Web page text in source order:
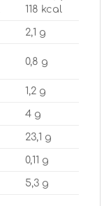
118 kcal
2,1 g
0,8 g
1,2 g
4 g
23,1 g
0,11 g
5,3 g